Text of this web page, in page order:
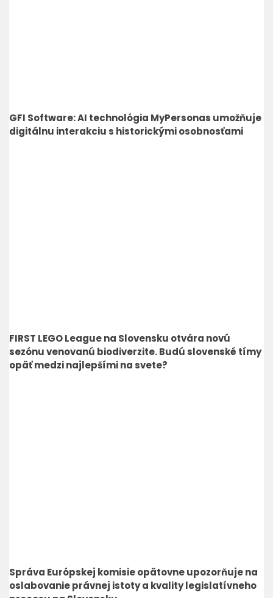
GFI Software: AI technológia MyPersonas umožňuje
digitálnu interakciu s historickými osobnosťami
FIRST LEGO League na Slovensku otvára novú
sezónu venovanú biodiverzite. Budú slovenské tímy
opäť medzi najlepšími na svete?
Správa Európskej komisie opätovne upozorňuje na
oslabovanie právnej istoty a kvality legislatívneho